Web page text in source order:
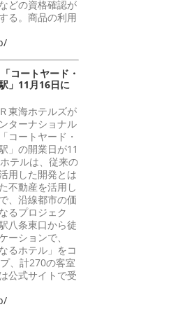
どの資格確認が
る。商品の利用
コートヤード・
」11月16日に
東海ホテルズが
ターナショナル
コートヤード・
」の開業日が11
テルは、従来の
用した開発とは
不動産を活用し
、沿線都市の価
るプロジェク
八条東口から徒
ーションで、
るホテル」をコ
、計270の客室
公式サイトで受